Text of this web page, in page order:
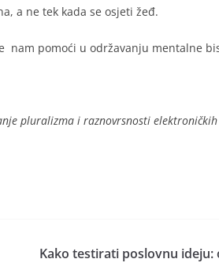
a ne tek kada se osjeti žeđ.
nam pomoći u održavanju mentalne
pluralizma i raznovrsnosti
Kako testirati poslovnu